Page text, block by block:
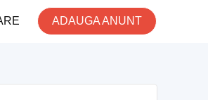
ADAUGA ANUNT